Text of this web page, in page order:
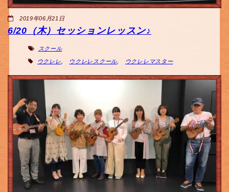
2019年06月21日
6/20（木）セッションレッスン♪
スクール
ウクレレ ウクレレスクール, ウクレレマスター